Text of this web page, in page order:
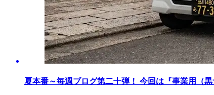
夏本番～毎週ブログ第二十弾！ 今回は『事業用（